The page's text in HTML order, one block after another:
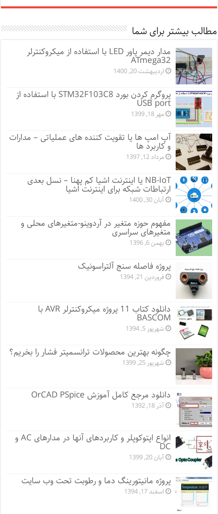
مطالب بیشتر برای شما
مدار دیمر پاور LED با استفاده از میکروکنترلر
ATmega32
اردیبهشت 20, 1400
پروگرم کردن بورد STM32F103C8 با استفاده از
USB port
مهر 18, 1399
آپ امپ ها یا تقویت کننده های عملیاتی – مدارات
و کاربرد ها
مرداد 12, 1397
NB-IoT یا اینترنت اشیا کم پهنا – نسل بعدی
ارتباطات شبکه برای اینترنت اشیا
آبان 30, 1400
مفهوم حوزه متغیر در آردوینو-متغیرهای محلی و
متغیرهای سراسری
بهمن 6, 1396
پروژه فاصله سنج آلتراسونیک
فروردین 21, 1394
دانلود کتاب 11 پروژه میکروکنترلر AVR با
BASCOM
شهریور 5, 1394
چگونه بهترین محصولات ترانسمیتر فشار را بخریم؟
شهریور 25, 1399
دانلود مرجع کامل آموزش OrCAD PSpice
آذر 18, 1392
انواع اپتوکوپلر و کاربردهای آنها در مدارهای AC و
DC
آبان 20, 1399
پروژه مانيتورينگ دما و رطوبت تحت وب سایت
اسفند 17, 1394